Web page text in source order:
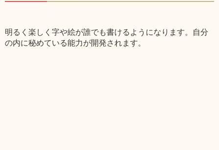
明るく楽しく字や絵が誰でも書けるようになります。自分
の内に秘めている能力が開発されます。